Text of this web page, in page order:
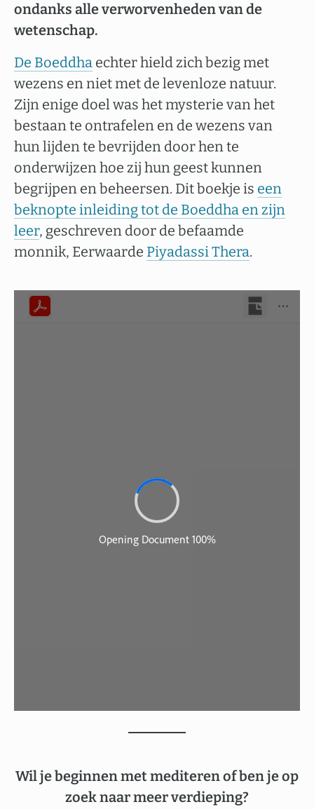
ondanks alle verworvenheden van de
wetenschap.
De Boeddha echter hield zich bezig met
wezens en niet met de levenloze natuur.
Zijn enige doel was het mysterie van het
bestaan te ontrafelen en de wezens van
hun lijden te bevrijden door hen te
onderwijzen hoe zij hun geest kunnen
begrijpen en beheersen. Dit boekje is een
beknopte inleiding tot de Boeddha en zijn
leer, geschreven door de befaamde
monnik, Eerwaarde Piyadassi Thera.
Wil je beginnen met mediteren of ben je op
zoek naar meer verdieping?